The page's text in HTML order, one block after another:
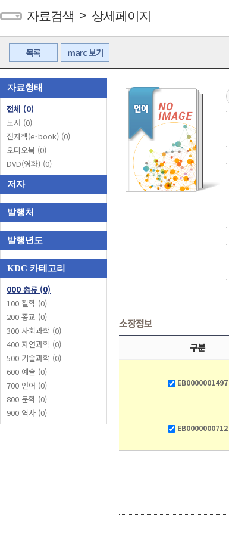
자료검색 > 상세페이지
목록 marc 보기
자료형태
전체 (0)
도서 (0)
전자책(e-book) (0)
오디오북 (0)
DVD(영화) (0)
저자
발행처
발행년도
KDC 카테고리
000 총류 (0)
100 철학 (0)
200 종교 (0)
300 사회과학 (0)
400 자연과학 (0)
500 기술과학 (0)
600 예술 (0)
700 언어 (0)
800 문학 (0)
900 역사 (0)
소장정보
구분
EB0000001497
EB0000000712